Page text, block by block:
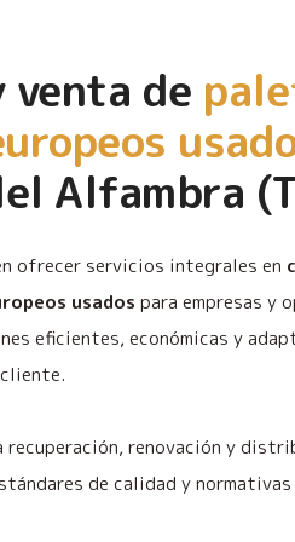
venta de
Alfambra
ofrecer servicios integrales en
usados para empresas y
eficientes, económicas y
recuperación, renovación y
de calidad y normativas